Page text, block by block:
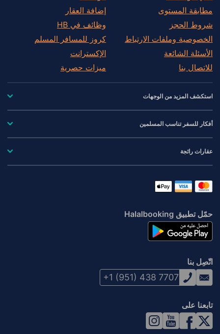
مطابقة المستوى
شروط الحجز
الخصوصية وملفات الارتباط
الأسئلة الشائعة
للاتصال بنا
إضافة العقار
وظائف في HB
كروز للمسافر المسلم
الإكسترانت
ميزات حصرية
استكشف المزيد من الوجهات
أفكار للسفر تناسب المسلمين
عقارات رائجة
حمّل تطبيق Halalbooking
اتّصِل بنا
+1 (951) 438 7707
تابعنا على